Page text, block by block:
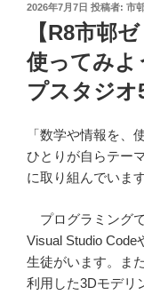
投
2026年7月7日 投稿者: 市
【R8市邨
使ってみよ
プスタジオ
「数学や情報を、
ひとりが自らテー
に取り組んでいます
プログラミング
Visual Studio Code
生徒がいます。ま
利用した3Dモデリ